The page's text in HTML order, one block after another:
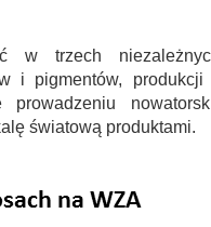
w trzech
i pigmentów, produkcji
światową produktami.